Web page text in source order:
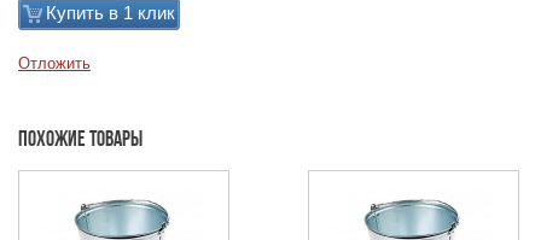
Купить в 1 клик
Отложить
Похожие товары